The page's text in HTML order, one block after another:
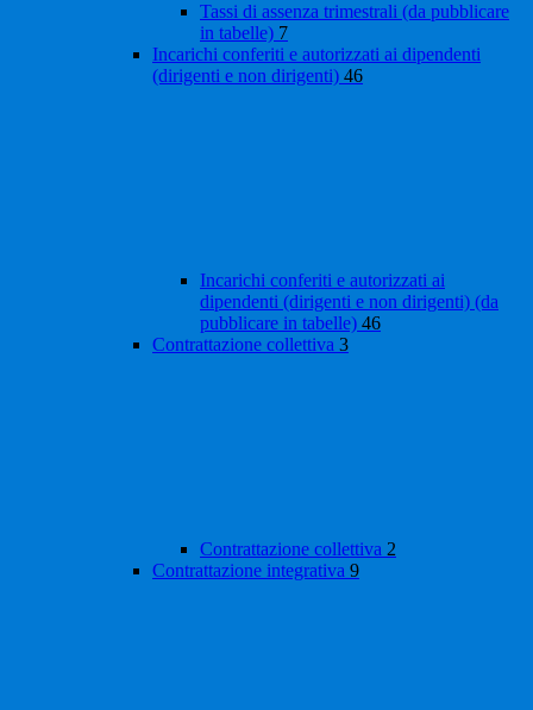
Tassi di assenza trimestrali (da pubblicare
in tabelle) 7
Incarichi conferiti e autorizzati ai dipendenti
(dirigenti e non dirigenti) 46
Incarichi conferiti e autorizzati ai
dipendenti (dirigenti e non dirigenti) (da
pubblicare in tabelle) 46
Contrattazione collettiva 3
Contrattazione collettiva 2
Contrattazione integrativa 9